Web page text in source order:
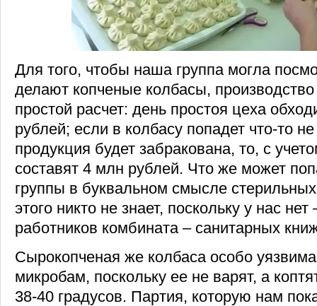
Для того, чтобы наша группа могла
делают копченые колбасы, производство
простой расчет: день простоя цеха
рублей; если в колбасу попадет что-то
продукция будет забракована, то, с
составят 4 млн рублей. Что же может
группы в буквальном смысле
этого никто не знает, поскольку у нас
работников комбината – санитарных
Сырокопченая же колбаса особо
микробам, поскольку ее не варят, а
38-40 градусов. Партия, которую нам